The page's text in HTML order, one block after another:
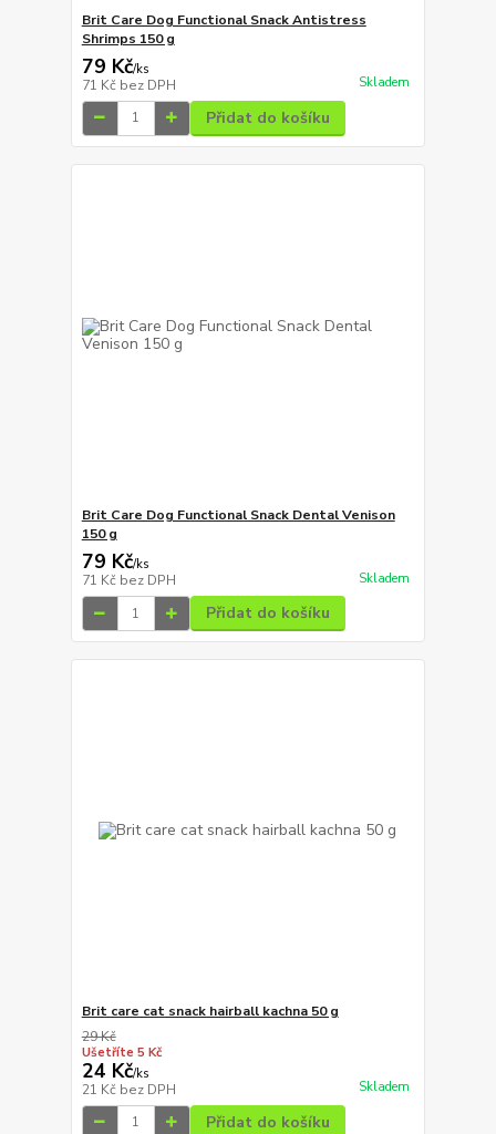
Brit Care Dog Functional Snack Antistress
Shrimps 150 g
79 Kč/ks
71 Kč bez DPH Skladem
Přidat do košíku
Brit Care Dog Functional Snack Dental Venison
150 g
79 Kč/ks
71 Kč bez DPH Skladem
Přidat do košíku
Brit care cat snack hairball kachna 50 g
29 Kč
Ušetříte 5 Kč
24 Kč/ks
21 Kč bez DPH Skladem
Přidat do košíku